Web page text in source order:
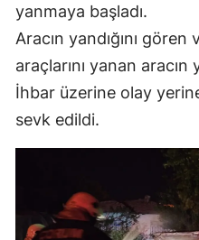
yanmaya başladı.
Aracın yandığını
araçlarını yanan aracın
İhbar üzerine olay
sevk edildi.